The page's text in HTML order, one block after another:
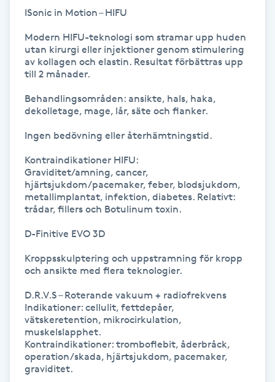
Liktornar
LPG
LPG-behandling
LPG-massage
Luggklippning
Lymfmassage
Läpptatuering
Manikyr & Pedikyr
Massage
ISonic in Motion – HIFU
Modern HIFU-teknologi som stramar upp huden
utan kirurgi eller injektioner genom stimulering
av kollagen och elastin. Resultat förbättras upp
till 2 månader.
Behandlingsområden: ansikte, hals, haka,
dekolletage, mage, lår, säte och flanker.
Ingen bedövning eller återhämtningstid.
Kontraindikationer HIFU:
Graviditet/amning, cancer,
hjärtsjukdom/pacemaker, feber, blodsjukdom,
metallimplantat, infektion, diabetes. Relativt:
trådar, fillers och Botulinum toxin.
D-Finitive EVO 3D
Kroppsskulptering och uppstramning för kropp
och ansikte med flera teknologier.
D.R.V.S – Roterande vakuum + radiofrekvens
Indikationer: cellulit, fettdepåer,
vätskeretention, mikrocirkulation,
muskelslapphet.
Kontraindikationer: tromboflebit, åderbråck,
operation/skada, hjärtsjukdom, pacemaker,
graviditet.